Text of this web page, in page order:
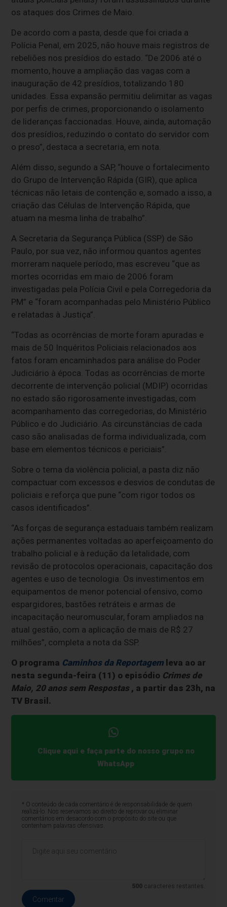
os ataques dos Crimes de Maio.
De acordo com a pasta, desde que foi criada a
Polícia Penal, em 2025, não houve mais registros de
rebeliões nos presídios do estado. “De 2006 até o
momento, houve a ampliação das vagas com a
inauguração de 42 presídios, totalizando 180
unidades. Essa expansão permitiu delimitar as vagas
por perfis de crimes, proporcionando o isolamento
de lideranças faccionadas. Houve, ainda, automação
dos presídios, reduzindo o contato do servidor com
o preso”, destaca a secretaria, em nota.
Além disso, segundo a SAP, “houve o fortalecimento
do Grupo de Intervenção Rápida (GIR), que aplica
técnicas não letais de contenção e, somado a isso, a
criação das Células de Intervenção Rápida, que
atuam na mesma linha de trabalho”.
A Secretaria da Segurança Pública (SSP) de São
Paulo, por sua vez, não informou quantos agentes
morreram naquele período, mas escreveu “que as
mortes ocorridas em maio de 2006 foram
investigadas pela Polícia Civil e pela Corregedoria da
PM” e “foram acompanhadas pelo Ministério Público
e relatadas à Justiça”.
“Todas as ocorrências de morte foram apuradas e
mais de 50 Inquéritos Policiais relacionados aos
fatos foram encaminhados para análise do Poder
Judiciário à época. Todas as ocorrências de morte
decorrente de intervenção policial (MDIP) ocorridas
no estado são rigorosamente investigadas, com
acompanhamento das corregedorias, do Ministério
Público e do Judiciário. As circunstâncias de cada
caso são analisadas de forma individualizada, com
base em elementos técnicos e periciais”.
Sobre o tema da violência policial, a pasta diz não
compactuar com excessos e desvios de condutas de
policiais e reforça que pune “com rigor todos os
casos identificados”.
“As forças de segurança estaduais também realizam
ações permanentes voltadas ao aperfeiçoamento do
trabalho policial e à redução da letalidade, com
revisão de protocolos operacionais, capacitação dos
agentes e uso de tecnologia. Os investimentos em
equipamentos de menor potencial ofensivo, como
espargidores, bastões retráteis e armas de
incapacitação neuromuscular, foram ampliados na
atual gestão, com a aplicação de mais de R$ 27
milhões”, completa a nota da SSP.
O programa Caminhos da Reportagem leva ao ar
nesta segunda-feira (11) o episódio Crimes de
Maio, 20 anos sem Respostas, a partir das 23h, na
TV Brasil.
Clique aqui e faça parte do nosso grupo no
WhatsApp
* O conteúdo de cada comentário é de responsabilidade de quem
realizá-lo. Nos reservamos ao direito de reprovar ou eliminar
comentários em desacordo com o propósito do site ou que
contenham palavras ofensivas.
500 caracteres restantes.
Comentar